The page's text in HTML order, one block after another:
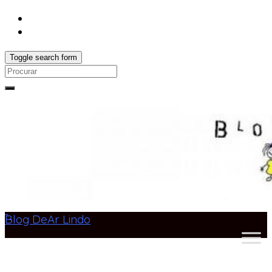
Toggle search form
Search
Blog DeAr Lindo